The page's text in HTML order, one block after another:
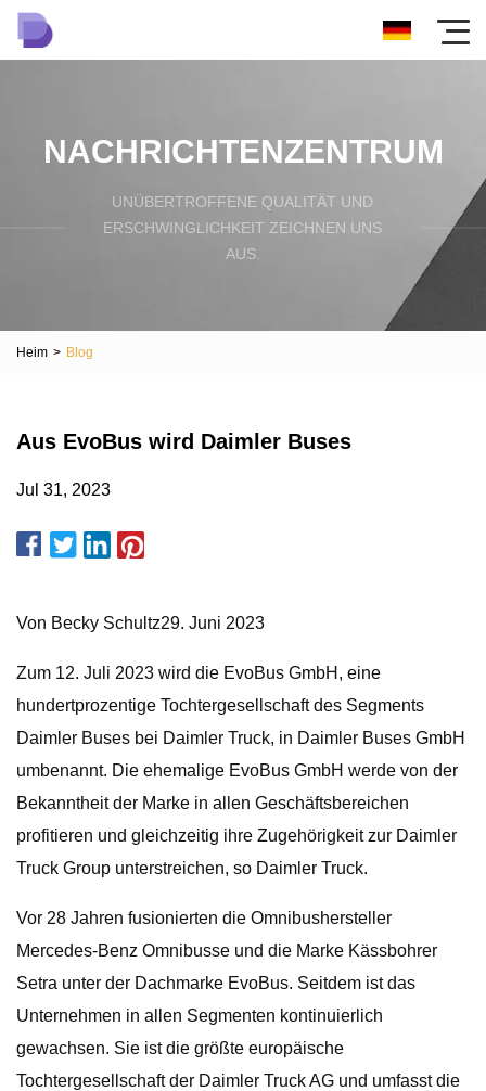
NACHRICHTENZENTRUM
UNÜBERTROFFENE QUALITÄT UND
ERSCHWINGLICHKEIT ZEICHNEN UNS
AUS.
Heim > Blog
Aus EvoBus wird Daimler Buses
Jul 31, 2023
Von Becky Schultz29. Juni 2023
Zum 12. Juli 2023 wird die EvoBus GmbH, eine
hundertprozentige Tochtergesellschaft des Segments
Daimler Buses bei Daimler Truck, in Daimler Buses GmbH
umbenannt. Die ehemalige EvoBus GmbH werde von der
Bekanntheit der Marke in allen Geschäftsbereichen
profitieren und gleichzeitig ihre Zugehörigkeit zur Daimler
Truck Group unterstreichen, so Daimler Truck.
Vor 28 Jahren fusionierten die Omnibushersteller
Mercedes-Benz Omnibusse und die Marke Kässbohrer
Setra unter der Dachmarke EvoBus. Seitdem ist das
Unternehmen in allen Segmenten kontinuierlich
gewachsen. Sie ist die größte europäische
Tochtergesellschaft der Daimler Truck AG und umfasst die